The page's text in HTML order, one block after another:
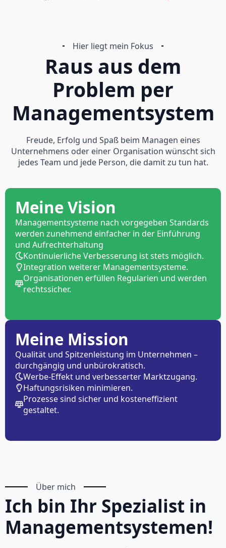
Hier liegt mein Fokus
Raus aus dem
Problem per
Managementsystem
Freude, Erfolg und Spaß beim Managen eines
Unternehmens oder einer Organisation wünscht sich
jedes Team und jede Person, die damit zu tun hat.
Meine Vision
Managementsysteme nach vorgegeben Standards
werden zunehmend einfacher in der Einführung
und Aufrechterhaltung
Kontinuierliche Verbesserung ist stets möglich.
Integration weiterer Managementsysteme.
Organisationen erfüllen Regularien und werden
rechtssicher.
Meine Mission
Qualität und Spitzenleistung im Unternehmen –
durchgängig und unbürokratisch.
Werbe-Effekt und verbesserter Marktzugang.
Haftungsrisiken minimieren.
Prozesse sind sicher und kosteneffizient
gestaltet.
Über mich
Ich bin Ihr Spezialist in
Managementsystemen!